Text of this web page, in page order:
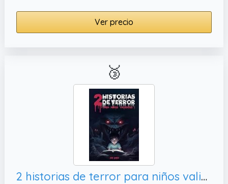
Ver precio
🥉
2 historias de terror para niños valientes: Libro de historias de terror, relatos misteriosos y escalofríos garantizados (Mis Historias de Fantasmas)